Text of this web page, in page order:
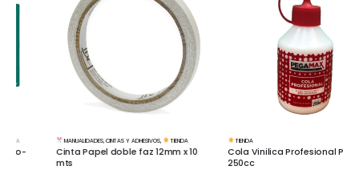
MANUALIDADES,CINTAS Y ADHESIVOS, TIENDA
Cinta Papel doble faz 12mm x 10
Cola Vinilica Profesional Pegamil